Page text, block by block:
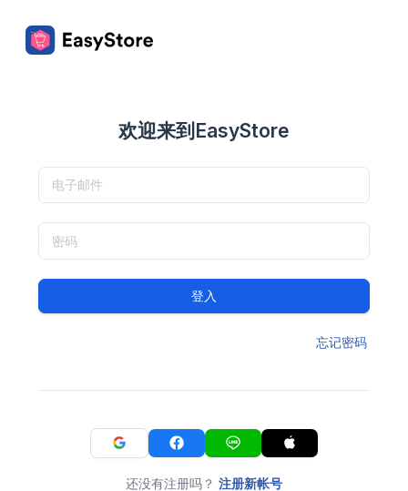
欢迎来到EasyStore
登入
忘记密码
还没有注册吗？ 注册新帐号